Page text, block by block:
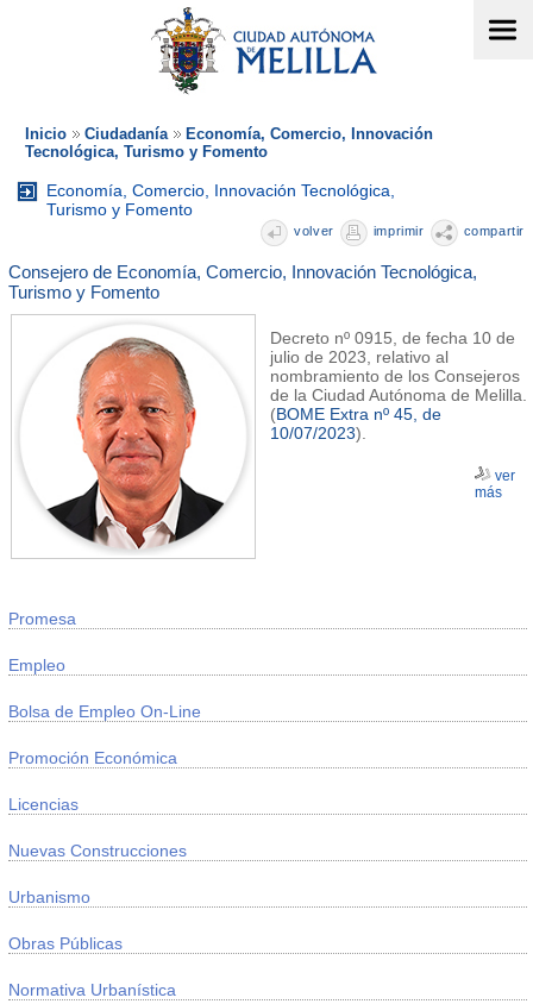
Inicio Ciudadanía
Economía, Comercio, Innovación
Tecnológica, Turismo y Fomento
Economía, Comercio, Innovación Tecnológica,
Turismo y Fomento
volver imprimir compartir
Consejero de Economía, Comercio, Innovación Tecnológica,
Turismo y Fomento
Decreto nº 0915, de fecha 10 de
julio de 2023, relativo al
nombramiento de los Consejeros
de la Ciudad Autónoma de Melilla.
(BOME Extra nº 45, de
10/07/2023).
ver
más
Promesa
Empleo
Bolsa de Empleo On-Line
Promoción Económica
Licencias
Nuevas Construcciones
Urbanismo
Obras Públicas
Normativa Urbanística